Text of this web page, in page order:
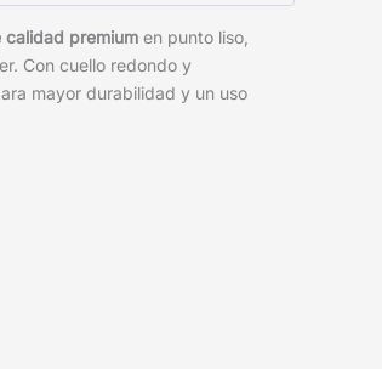
premium en punto liso,
Con cuello redondo y
mayor durabilidad y un uso